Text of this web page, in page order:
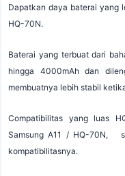
Dapatkan daya baterai yang
HQ-70N.
Baterai yang terbuat dari
hingga 4000mAh dan
membuatnya lebih stabil
Compatibilitas yang luas
Samsung A11 / HQ-70N,
kompatibilitasnya.